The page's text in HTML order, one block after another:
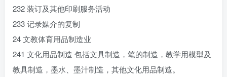
232 装订及其他印刷服务活动
233 记录媒介的复制
24 文教体育用品制造业
241 文化用品制造 包括文具制造，笔的制造，教学用模型及
教具制造，墨水、墨汁制造，其他文化用品制造。